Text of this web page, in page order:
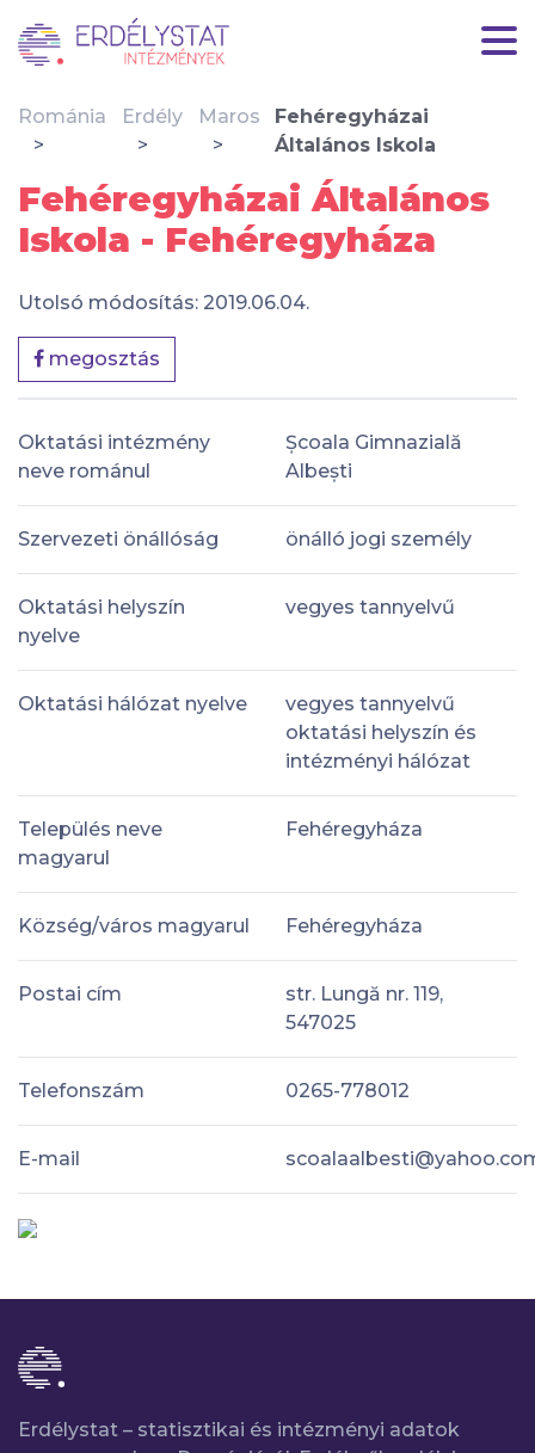
Románia Erdély Maros
Fehéregyházai
Általános Iskola
Fehéregyházai Általános
Iskola - Fehéregyháza
Utolsó módosítás: 2019.06.04.
megosztás
Oktatási intézmény
neve románul
Școala Gimnazială
Albești
Szervezeti önállóság önálló jogi személy
Oktatási helyszín
nyelve
vegyes tannyelvű
Oktatási hálózat nyelve
vegyes tannyelvű
oktatási helyszín és
intézményi hálózat
Település neve
magyarul
Fehéregyháza
Község/város magyarul Fehéregyháza
Postai cím
str. Lungă nr. 119,
547025
Telefonszám 0265-778012
E-mail
Erdélystat – statisztikai és intézményi adatok